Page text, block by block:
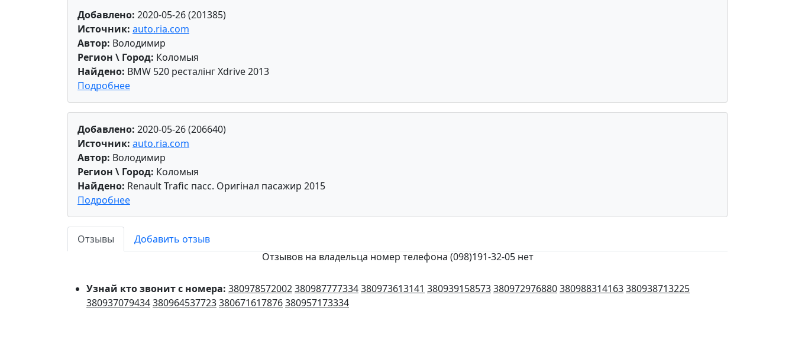
Добавлено: 2020-05-26 (201385)
Источник: auto.ria.com
Автор: Володимир
Регион \ Город: Коломыя
Найдено: BMW 520 ресталінг Xdrive 2013
Подробнее
Добавлено: 2020-05-26 (206640)
Источник: auto.ria.com
Автор: Володимир
Регион \ Город: Коломыя
Найдено: Renault Trafic пасс. Oригінал пасажир 2015
Подробнее
Отзывы
Добавить отзыв
Отзывов на владельца номер телефона (098)191-32-05 нет
Узнай кто звонит с номера: 380978572002380987777334380973613141 380939158573380972976880380988314163380938713225
380937079434380964537723380671617876380957173334